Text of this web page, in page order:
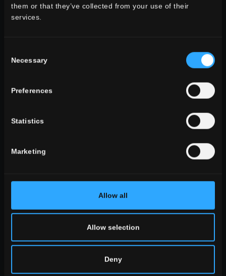
them or that they’ve collected from your use of their
services.
Selection
Necessary
Preferences
Statistics
Marketing
Allow all
Allow selection
Deny
outdoor
Schlafzimmer
stil
Holz Optik